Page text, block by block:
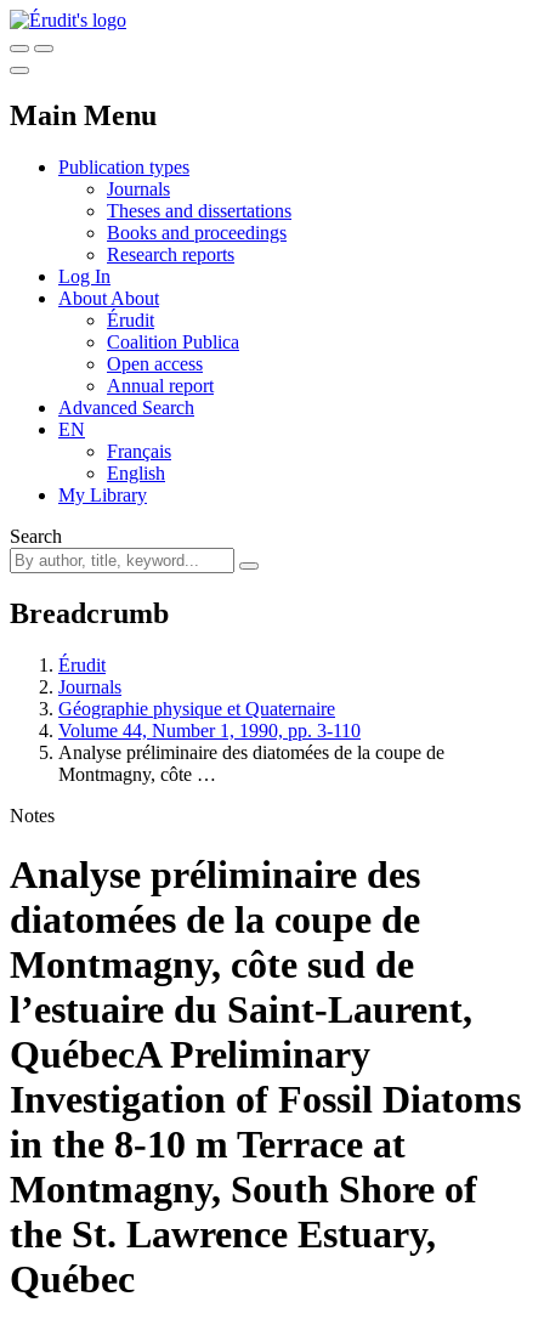
Main Menu
Publication types
Journals
Theses and dissertations
Books and proceedings
Research reports
Log In
About About
Érudit
Coalition Publica
Open access
Annual report
Advanced Search
EN
Français
English
My Library
Search
Breadcrumb
Érudit
Journals
Géographie physique et Quaternaire
Volume 44, Number 1, 1990, pp. 3-110
Analyse préliminaire des diatomées de la coupe de
Montmagny, côte …
Notes
Analyse préliminaire des
diatomées de la coupe de
Montmagny, côte sud de
l’estuaire du Saint-Laurent,
QuébecA Preliminary
Investigation of Fossil Diatoms
in the 8-10 m Terrace at
Montmagny, South Shore of
the St. Lawrence Estuary,
Québec